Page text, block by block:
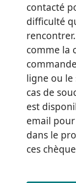
contacté
difficulté
comme la
ligne ou le
cas de
est
email
dans le
ces